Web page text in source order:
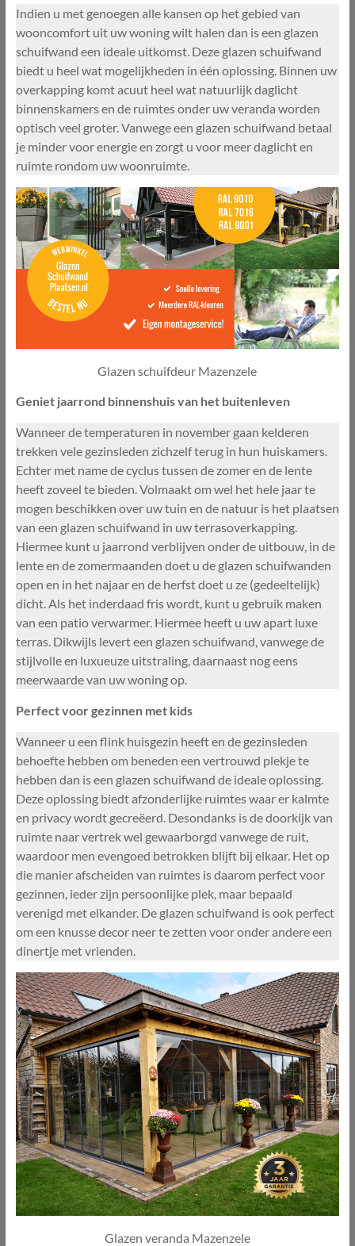
Indien u met genoegen alle kansen op het gebied van
wooncomfort uit uw woning wilt halen dan is een glazen
schuifwand een ideale uitkomst. Deze glazen schuifwand
biedt u heel wat mogelijkheden in één oplossing. Binnen uw
overkapping komt acuut heel wat natuurlijk daglicht
binnenskamers en de ruimtes onder uw veranda worden
optisch veel groter. Vanwege een glazen schuifwand betaal
je minder voor energie en zorgt u voor meer daglicht en
ruimte rondom uw woonruimte.
Glazen schuifdeur Mazenzele
Geniet jaarrond binnenshuis van het buitenleven
Wanneer de temperaturen in november gaan kelderen
trekken vele gezinsleden zichzelf terug in hun huiskamers.
Echter met name de cyclus tussen de zomer en de lente
heeft zoveel te bieden. Volmaakt om wel het hele jaar te
mogen beschikken over uw tuin en de natuur is het plaatsen
van een glazen schuifwand in uw terrasoverkapping.
Hiermee kunt u jaarrond verblijven onder de uitbouw, in de
lente en de zomermaanden doet u de glazen schuifwanden
open en in het najaar en de herfst doet u ze (gedeeltelijk)
dicht. Als het inderdaad fris wordt, kunt u gebruik maken
van een patio verwarmer. Hiermee heeft u uw apart luxe
terras. Dikwijls levert een glazen schuifwand, vanwege de
stijlvolle en luxueuze uitstraling, daarnaast nog eens
meerwaarde van uw woning op.
Perfect voor gezinnen met kids
Wanneer u een flink huisgezin heeft en de gezinsleden
behoefte hebben om beneden een vertrouwd plekje te
hebben dan is een glazen schuifwand de ideale oplossing.
Deze oplossing biedt afzonderlijke ruimtes waar er kalmte
en privacy wordt gecreëerd. Desondanks is de doorkijk van
ruimte naar vertrek wel gewaarborgd vanwege de ruit,
waardoor men evengoed betrokken blijft bij elkaar. Het op
die manier afscheiden van ruimtes is daarom perfect voor
gezinnen, ieder zijn persoonlijke plek, maar bepaald
verenigd met elkander. De glazen schuifwand is ook perfect
om een knusse decor neer te zetten voor onder andere een
dinertje met vrienden.
Glazen veranda Mazenzele